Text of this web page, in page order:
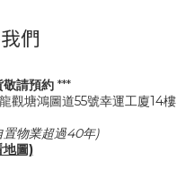
們
敬請預約***
觀塘鴻圖道55號幸運工廈14樓
置物業超過40年)
地圖)